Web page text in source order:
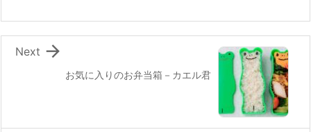
k
お気に入りのお弁当箱－カエル君

Next